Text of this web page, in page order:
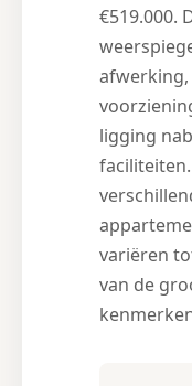
€519.000.
ligging
variëren
van de